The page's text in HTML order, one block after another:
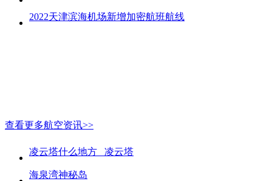
2022天津滨海机场新增加密航班航线
查看更多航空资讯>>
凌云塔什么地方_ 凌云塔
海泉湾神秘岛